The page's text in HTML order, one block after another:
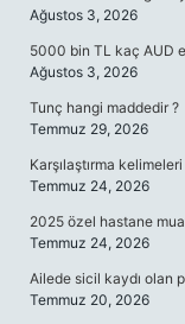
Ağustos 3, 2026
5000 bin TL kaç AUD
Ağustos 3, 2026
Tunç hangi maddedir ?
Temmuz 29, 2026
Karşılaştırma
Temmuz 24, 2026
2025 özel hastane
Temmuz 24, 2026
Ailede sicil kaydı olan
Temmuz 20, 2026